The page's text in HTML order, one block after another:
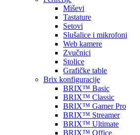
Miševi
Tastature
Setovi
Slušalice i mikrofoni
Web kamere
Zvučnici
Stolice
Grafičke table
Brix konfiguracije
BRIX™ Basic
BRIX™ Classic
BRIX™ Gamer Pro
BRIX™ Streamer
BRIX™ Ultimate
BRIX™ Office